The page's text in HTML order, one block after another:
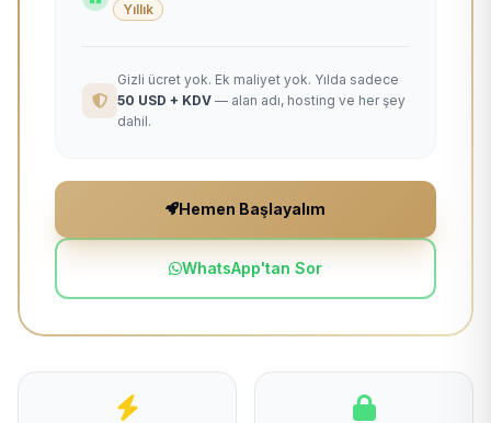
Yıllık
Gizli ücret yok. Ek maliyet yok. Yılda sadece
50 USD + KDV — alan adı, hosting ve her şey
dahil.
Hemen Başlayalım
WhatsApp'tan Sor